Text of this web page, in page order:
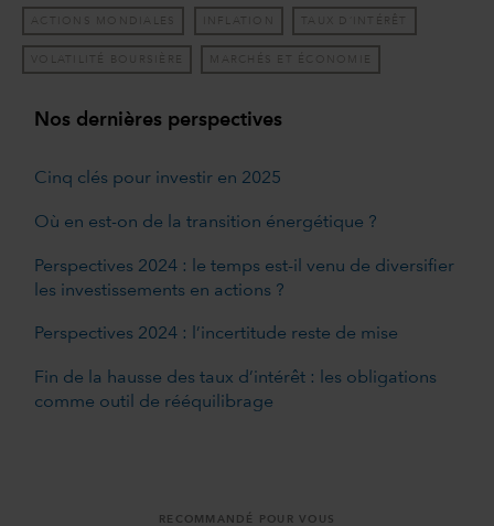
ACTIONS MONDIALES INFLATION TAUX D’INTÉRÊT
VOLATILITÉ BOURSIÈRE MARCHÉS ET ÉCONOMIE
Nos dernières perspectives
Cinq clés pour investir en 2025
Où en est-on de la transition énergétique ?
Perspectives 2024 : le temps est-il venu de diversifier
les investissements en actions ?
Perspectives 2024 : l’incertitude reste de mise
Fin de la hausse des taux d’intérêt : les obligations
comme outil de rééquilibrage
RECOMMANDÉ POUR VOUS